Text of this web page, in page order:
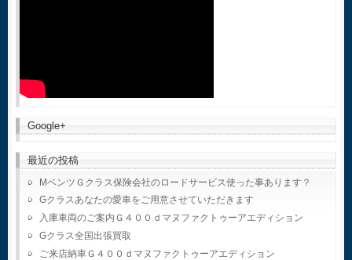
Google+
最近の投稿
MベンツＧクラス保険会社のロードサービス使った事あります？
Gクラスあなたの愛車をご用意させていただきます
入庫車両のご案内Ｇ４００ｄマヌファクトゥーアエディション
Gクラス全国出張買取
ご来店納車Ｇ４００ｄマヌファクトゥーアエディション